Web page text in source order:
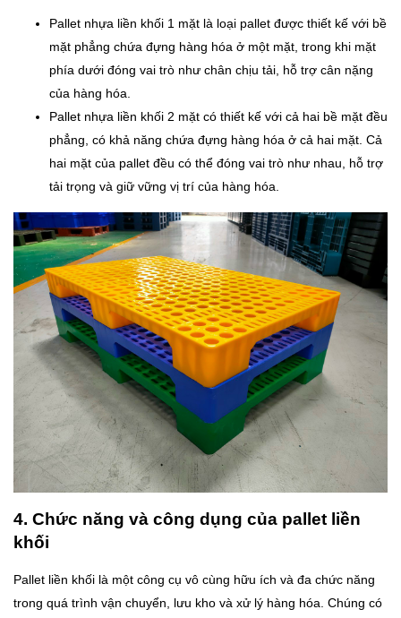
Pallet nhựa liền khối 1 mặt là loại pallet được thiết kế với bề
mặt phẳng chứa đựng hàng hóa ở một mặt, trong khi mặt
phía dưới đóng vai trò như chân chịu tải, hỗ trợ cân nặng
của hàng hóa.
Pallet nhựa liền khối 2 mặt có thiết kế với cả hai bề mặt đều
phẳng, có khả năng chứa đựng hàng hóa ở cả hai mặt. Cả
hai mặt của pallet đều có thể đóng vai trò như nhau, hỗ trợ
tải trọng và giữ vững vị trí của hàng hóa.
4. Chức năng và công dụng của pallet liền
khối
Pallet liền khối là một công cụ vô cùng hữu ích và đa chức năng
trong quá trình vận chuyển, lưu kho và xử lý hàng hóa. Chúng có